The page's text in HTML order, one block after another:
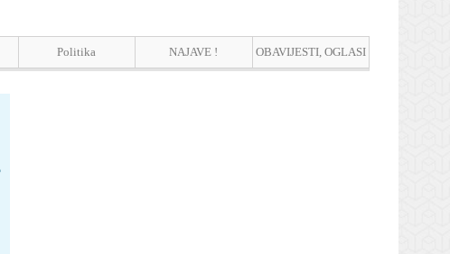
Politika NAJAVE ! OBAVIJESTI, OGLASI